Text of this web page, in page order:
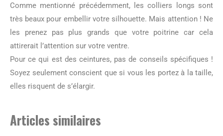
Comme mentionné précédemment, les colliers longs sont
très beaux pour embellir votre silhouette. Mais attention ! Ne
les prenez pas plus grands que votre poitrine car cela
attirerait l’attention sur votre ventre.
Pour ce qui est des ceintures, pas de conseils spécifiques !
Soyez seulement conscient que si vous les portez à la taille,
elles risquent de s’élargir.
Articles similaires